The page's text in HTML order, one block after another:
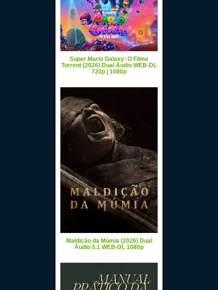
Super Mario Galaxy: O Filme
Torrent (2026) Dual Áudio WEB-DL
720p | 1080p
Maldição da Múmia (2026) Dual
Áudio 5.1 WEB-DL 1080p